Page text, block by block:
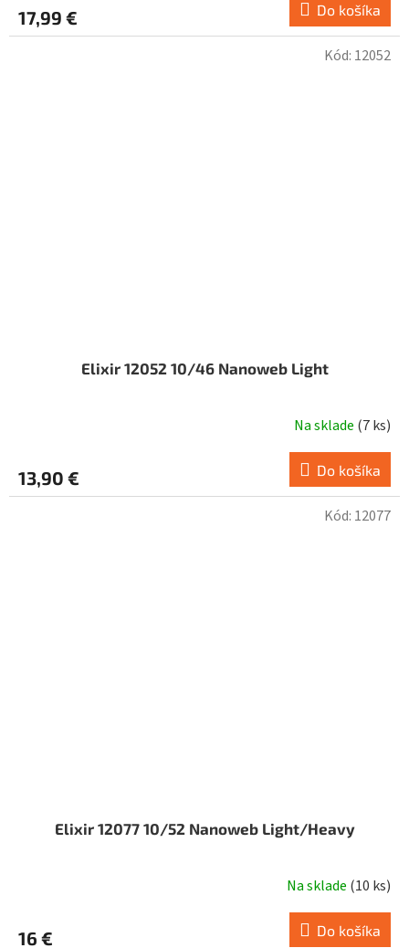
17,99 € Do košíka
Elixir 12052 10/46 Nanoweb Light
Na sklade (7 ks)
13,90 € Do košíka
Kód: 12052
Elixir 12077 10/52 Nanoweb Light/Heavy
Na sklade (10 ks)
16 € Do košíka
Kód: 12077